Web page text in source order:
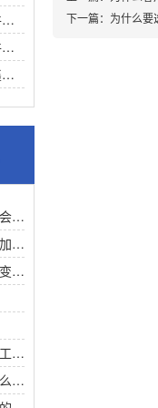
铝铸件加工厂家-采购铝铸件加工厂家指南：鑫创盟机电精密铸造与快速交付标杆实力工厂
精密铝件加工厂家-精密铝件加工厂家采购指南：鑫创盟技术、品质与案例详解（附对比表）
精密钢件加工厂家-深圳市鑫创盟精密钢件加工：高精度快交付定制化解决方案优质厂家
CNC零件加工工艺处理不当会有什么影响？
盘点精密五金零件加工CNC加工明显的特征有哪些
CNC铝制品加工如何进行热变形处理？
关于不锈钢CNC铝合金加工工艺流程步骤介绍？
CNC零件加工工序划分有什么要求呢
下一篇： 为什么要